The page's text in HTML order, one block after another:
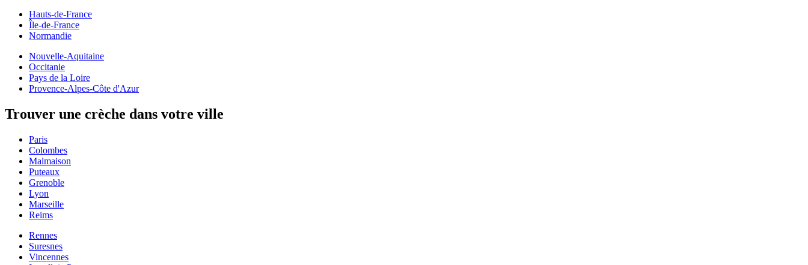
Hauts-de-France
Île-de-France
Normandie
Nouvelle-Aquitaine
Occitanie
Pays de la Loire
Provence-Alpes-Côte d'Azur
Trouver une crèche dans votre ville
Paris
Colombes
Malmaison
Puteaux
Grenoble
Lyon
Marseille
Reims
Rennes
Suresnes
Vincennes